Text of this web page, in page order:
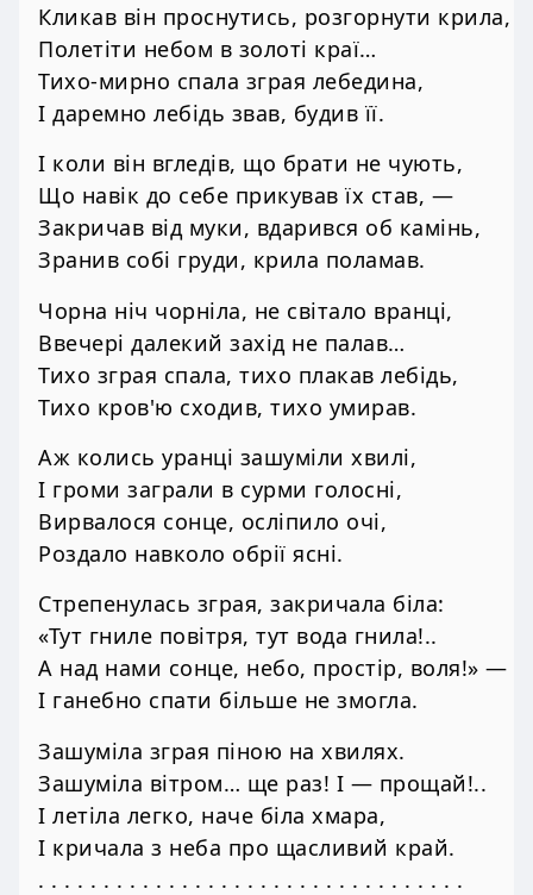
Кликав він проснутись, розгорнути крила,
Полетіти небом в золоті краї…
Тихо-мирно спала зграя лебедина,
І даремно лебідь звав, будив її.
І коли він вгледів, що брати не чують,
Що навік до себе прикував їх став, —
Закричав від муки, вдарився об камінь,
Зранив собі груди, крила поламав.
Чорна ніч чорніла, не світало вранці,
Ввечері далекий захід не палав…
Тихо зграя спала, тихо плакав лебідь,
Тихо кров'ю сходив, тихо умирав.
Аж колись уранці зашуміли хвилі,
І громи заграли в сурми голосні,
Вирвалося сонце, осліпило очі,
Роздало навколо обрії ясні.
Стрепенулась зграя, закричала біла:
«Тут гниле повітря, тут вода гнила!..
А над нами сонце, небо, простір, воля!» —
І ганебно спати більше не змогла.
Зашуміла зграя піною на хвилях.
Зашуміла вітром… ще раз! І — прощай!..
І летіла легко, наче біла хмара,
І кричала з неба про щасливий край.
. . . . . . . . . . . . . . . . . . . . . . . . . . . . . . . . .